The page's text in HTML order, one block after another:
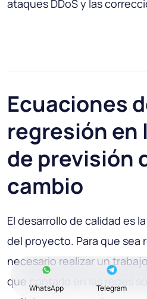
ataques DDoS y las
Ecuaciones
regresión en
de previsión
cambio
El desarrollo de calidad es
del proyecto. Para que sea
necesario realizar un
que contarlo en las redes
WhatsApp Telegram